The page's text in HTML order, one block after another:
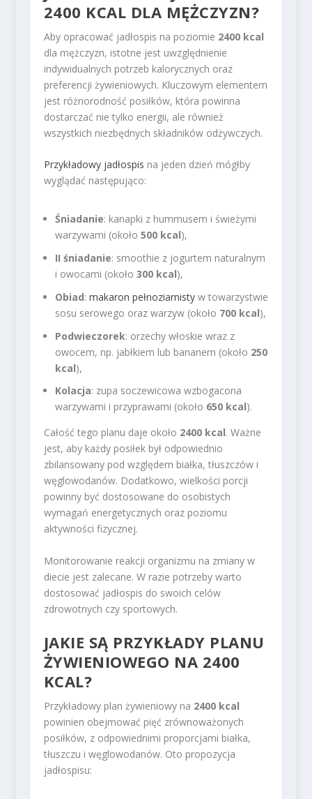
2400 KCAL DLA MĘŻCZYZN?
Aby opracować jadłospis na poziomie 2400 kcal
dla mężczyzn, istotne jest uwzględnienie
indywidualnych potrzeb kalorycznych oraz
preferencji żywieniowych. Kluczowym elementem
jest różnorodność posiłków, która powinna
dostarczać nie tylko energii, ale również
wszystkich niezbędnych składników odżywczych.
Przykładowy jadłospis na jeden dzień mógłby
wyglądać następująco:
Śniadanie: kanapki z hummusem i świeżymi
warzywami (około 500 kcal),
II śniadanie: smoothie z jogurtem naturalnym
i owocami (około 300 kcal),
Obiad: makaron pełnoziarnistyw towarzystwie
sosu serowego oraz warzyw (około 700 kcal),
Podwieczorek: orzechy włoskie wraz z
owocem, np. jabłkiem lub bananem (około 250
kcal),
Kolacja: zupa soczewicowa wzbogacona
warzywami i przyprawami (około 650 kcal).
Całość tego planu daje około 2400 kcal. Ważne
jest, aby każdy posiłek był odpowiednio
zbilansowany pod względem białka, tłuszczów i
węglowodanów. Dodatkowo, wielkości porcji
powinny być dostosowane do osobistych
wymagań energetycznych oraz poziomu
aktywności fizycznej.
Monitorowanie reakcji organizmu na zmiany w
diecie jest zalecane. W razie potrzeby warto
dostosować jadłospis do swoich celów
zdrowotnych czy sportowych.
JAKIE SĄ PRZYKŁADY PLANU
ŻYWIENIOWEGO NA 2400
KCAL?
Przykładowy plan żywieniowy na 2400 kcal
powinien obejmować pięć zrównoważonych
posiłków, z odpowiednimi proporcjami białka,
tłuszczu i węglowodanów. Oto propozycja
jadłospisu: